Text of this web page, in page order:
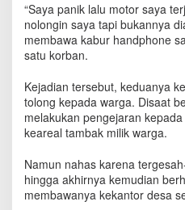
i
l
i
o
r
b
a
n
“Saya panik lalu motor saya
nolongin saya tapi bukannya
membawa kabur handphone
satu korban.
Kejadian tersebut, keduanya
tolong kepada warga. Disaat
melakukan pengejaran
keareal tambak milik warga.
Namun nahas karena
hingga akhirnya kemudian
membawanya kekantor desa